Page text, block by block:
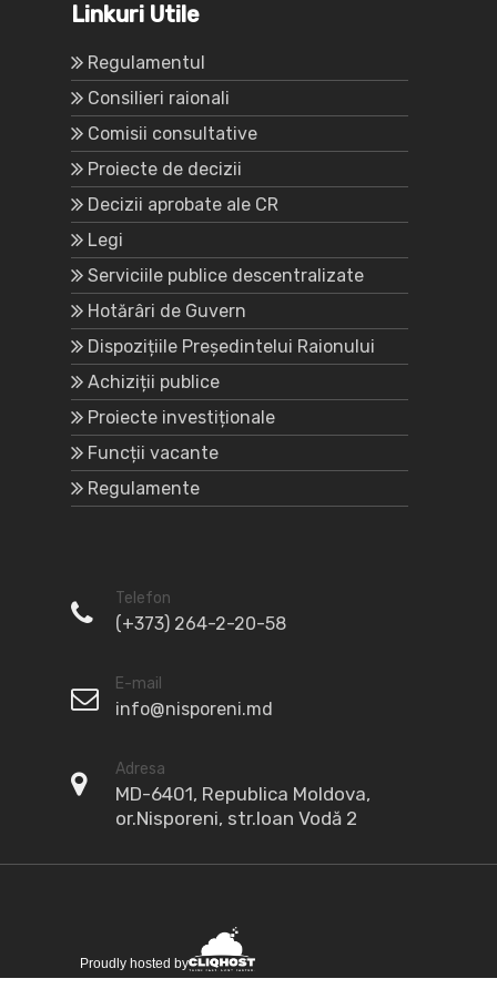
Linkuri Utile
Regulamentul
Consilieri raionali
Comisii consultative
Proiecte de decizii
Decizii aprobate ale CR
Legi
Serviciile publice descentralizate
Hotărâri de Guvern
Dispozițiile Președintelui Raionului
Achiziții publice
Proiecte investiționale
Funcții vacante
Regulamente
Telefon
(+373) 264-2-20-58
E-mail
info@nisporeni.md
Adresa
MD-6401, Republica Moldova,
or.Nisporeni, str.Ioan Vodă 2